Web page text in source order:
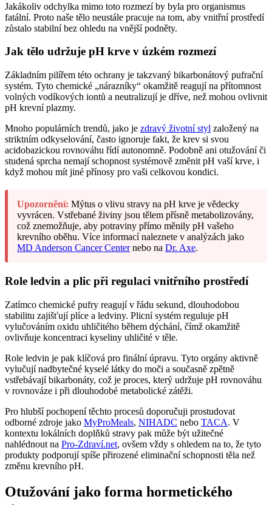
Jakákoliv odchylka mimo toto rozmezí by byla pro organismus
fatální. Proto naše tělo neustále pracuje na tom, aby vnitřní prostředí
zůstalo stabilní bez ohledu na vnější podněty.
Jak tělo udržuje pH krve v úzkém rozmezí
Základním pilířem této ochrany je takzvaný bikarbonátový pufrační
systém. Tyto chemické „nárazníky“ okamžitě reagují na přítomnost
volných vodíkových iontů a neutralizují je dříve, než mohou ovlivnit
pH krevní plazmy.
Mnoho populárních trendů, jako je zdravý životní styl založený na
striktním odkyselování, často ignoruje fakt, že krev si svou
acidobazickou rovnováhu řídí autonomně. Podobně ani otužování či
studená sprcha nemají schopnost systémově změnit pH vaší krve, i
když mohou mít jiné přínosy pro vaši celkovou kondici.
Upozornění: Mýtus o vlivu stravy na pH krve je vědecky
vyvrácen. Vstřebané živiny jsou tělem přísně metabolizovány,
což znemožňuje, aby potraviny přímo měnily pH vašeho
krevního oběhu. Více informací naleznete v analýzách jako
MD Anderson Cancer Centernebo na Dr. Axe.
Role ledvin a plic při regulaci vnitřního prostředí
Zatímco chemické pufry reagují v řádu sekund, dlouhodobou
stabilitu zajišťují plíce a ledviny. Plicní systém reguluje pH
vylučováním oxidu uhličitého během dýchání, čímž okamžitě
ovlivňuje koncentraci kyseliny uhličité v těle.
Role ledvin je pak klíčová pro finální úpravu. Tyto orgány aktivně
vylučují nadbytečné kyselé látky do moči a současně zpětně
vstřebávají bikarbonáty, což je proces, který udržuje pH rovnováhu
v rovnováze i při dlouhodobé metabolické zátěži.
Pro hlubší pochopení těchto procesů doporučuji prostudovat
odborné zdroje jako MyProMeals, NIHADC nebo TACA. V
kontextu lokálních doplňků stravy pak může být užitečné
nahlédnout na Pro-Zdraví.net, ovšem vždy s ohledem na to, že tyto
produkty podporují spíše přirozené eliminační schopnosti těla než
změnu krevního pH.
Otužování jako forma hormetického